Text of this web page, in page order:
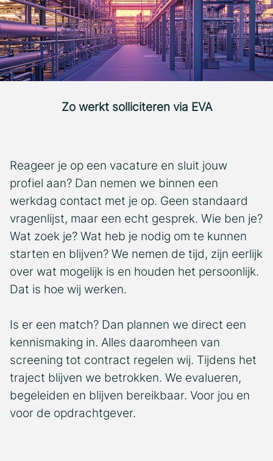
Zo werkt solliciteren via EVA
Reageer je op een vacature en sluit jouw
profiel aan? Dan nemen we binnen een
werkdag contact met je op. Geen standaard
vragenlijst, maar een echt gesprek. Wie ben je?
Wat zoek je? Wat heb je nodig om te kunnen
starten en blijven? We nemen de tijd, zijn eerlijk
over wat mogelijk is en houden het persoonlijk.
Dat is hoe wij werken.
Is er een match? Dan plannen we direct een
kennismaking in. Alles daaromheen van
screening tot contract regelen wij. Tijdens het
traject blijven we betrokken. We evalueren,
begeleiden en blijven bereikbaar. Voor jou en
voor de opdrachtgever.